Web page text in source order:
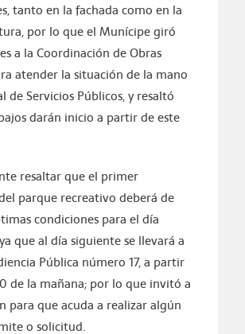
tanto en la fachada como en la
por lo que el Munícipe giró
a la Coordinación de Obras
atender la situación de la mano
de Servicios Públicos, y resaltó
darán inicio a partir de este
resaltar que el primer
parque recreativo deberá de
condiciones para el día
que al día siguiente se llevará a
Pública número 17, a partir
de la mañana; por lo que invitó a
para que acuda a realizar algún
o solicitud.